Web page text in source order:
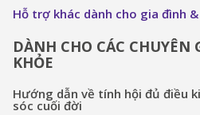
Hỗ trợ khác dành cho gia đình
DÀNH CHO CÁC CHUYÊN
KHỎE
Hướng dẫn về tính hội đủ điều
sóc cuối đời